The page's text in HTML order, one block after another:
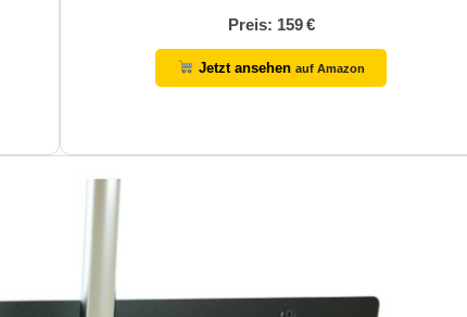
Preis: 159 €
Jetzt ansehen auf Amazon